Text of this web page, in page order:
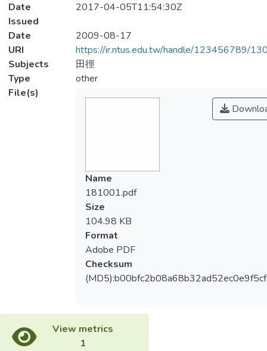
Date
Issued
2017-04-05T11:54:30Z
Date
2009-08-17
URI
https://ir.ntus.edu.tw/handle/123456789/
Subjects
田徑
Type
other
File(s)
Name
181001.pdf
Size
104.98 KB
Format
Adobe PDF
Checksum
View metrics
1